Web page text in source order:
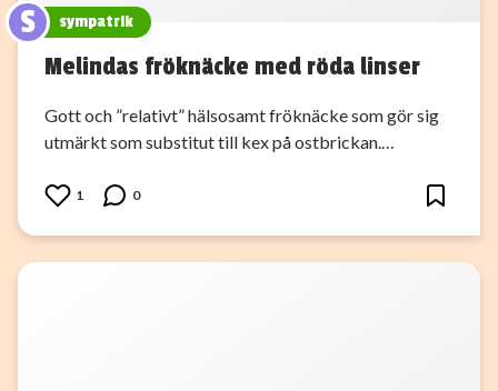
S sympatrik
Melindas fröknäcke med röda linser
Gott och ”relativt” hälsosamt fröknäcke som gör sig
utmärkt som substitut till kex på ostbrickan.…
1 0